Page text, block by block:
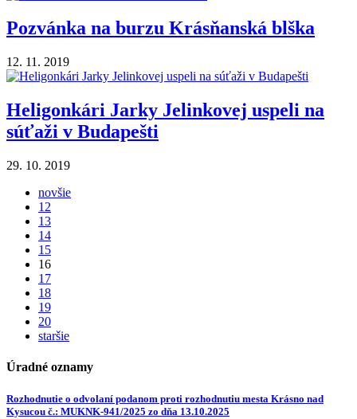
Pozvánka na burzu Krásňanská blška
12. 11. 2019
Heligonkári Jarky Jelinkovej uspeli na
súťaži v Budapešti
29. 10. 2019
novšie
12
13
14
15
16
17
18
19
20
staršie
Úradné oznamy
Rozhodnutie o odvolaní podanom proti rozhodnutiu mesta Krásno nad
Kysucou č.: MUKNK-941/2025 zo dňa 13.10.2025